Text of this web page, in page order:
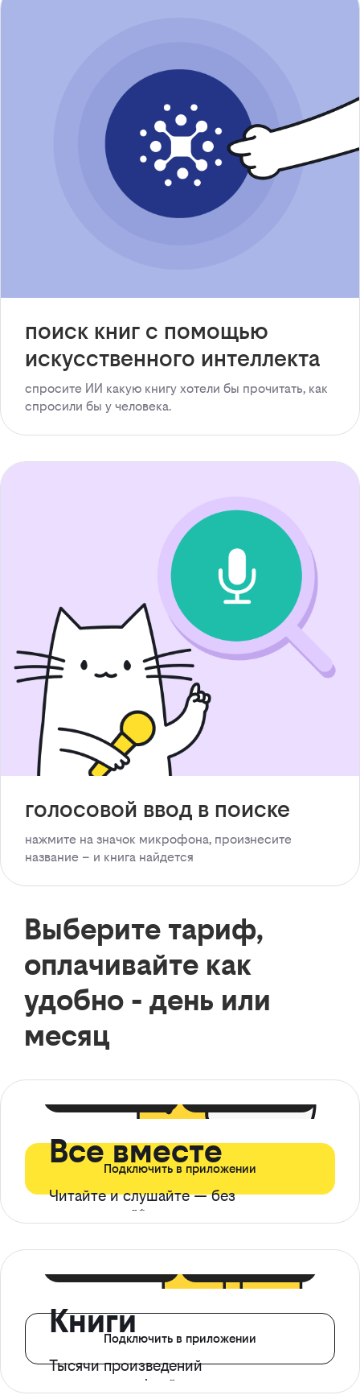
поиск книг с помощью
искусственного интеллекта
спросите ИИ какую книгу хотели бы прочитать, как
спросили бы у человека.
голосовой ввод в поиске
нажмите на значок микрофона, произнесите
название – и книга найдется
Выберите тариф,
оплачивайте как
удобно - день или
месяц
Все вместе
Читайте и слушайте — без
ограничений*
Подключить в приложении
Книги
Тысячи произведений
с доступом офлайн
Подключить в приложении